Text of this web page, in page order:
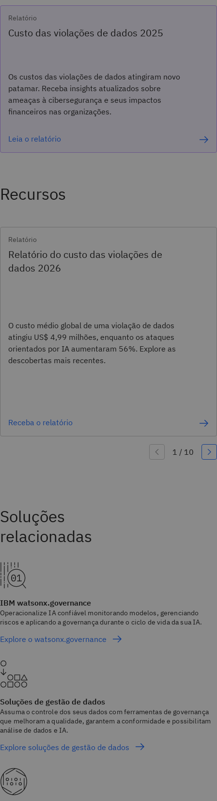
Relatório
Custo das violações de dados 2025
Os custos das violações de dados atingiram novo
patamar. Receba insights atualizados sobre
ameaças à cibersegurança e seus impactos
financeiros nas organizações.
Leia o relatório
Recursos
Relatório
Relatório do custo das violações de
dados 2026
O custo médio global de uma violação de dados
atingiu US$ 4,99 milhões, enquanto os ataques
orientados por IA aumentaram 56%. Explore as
descobertas mais recentes.
Receba o relatório
IBM watsonx.governance
Operacionalize IA confiável monitorando modelos, gerenciando
riscos e aplicando a governança durante o ciclo de vida da sua IA.
Explore o watsonx.governance
Soluções de gestão de dados
Assuma o controle dos seus dados com ferramentas de governança
que melhoram a qualidade, garantem a conformidade e possibilitam
análise de dados e IA.
Explore soluções de gestão de dados